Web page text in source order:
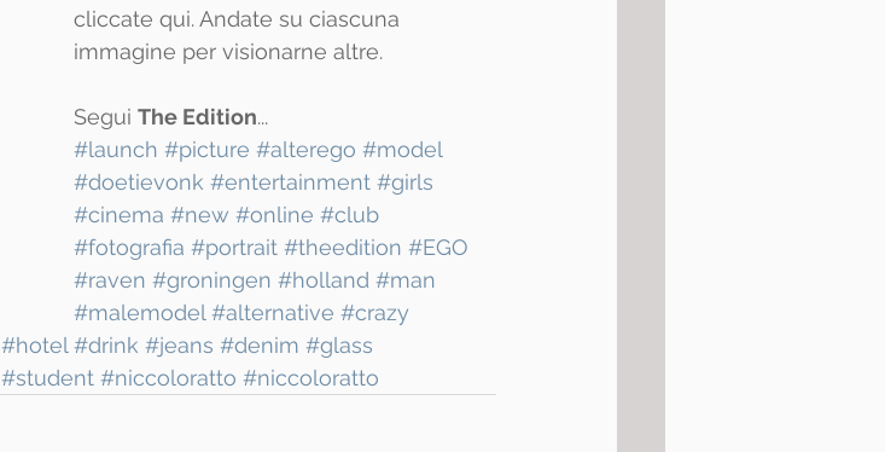
cliccate qui. Andate su ciascuna
immagine per visionarne altre.
Segui The Edition...
#launch #picture #alterego #model
#doetievonk #entertainment #girls
#cinema #new #online #club
#fotografia #portrait #theedition #EGO
#raven #groningen #holland #man
#malemodel #alternative #crazy
#hotel #drink #jeans #denim #glass
#student #niccoloratto #niccoloratto